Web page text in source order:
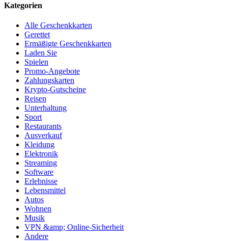
Kategorien
Alle Geschenkkarten
Gerettet
Ermäßigte Geschenkkarten
Laden Sie
Spielen
Promo-Angebote
Zahlungskarten
Krypto-Gutscheine
Reisen
Unterhaltung
Sport
Restaurants
Ausverkauf
Kleidung
Elektronik
Streaming
Software
Erlebnisse
Lebensmittel
Autos
Wohnen
Musik
VPN &amp; Online-Sicherheit
Andere